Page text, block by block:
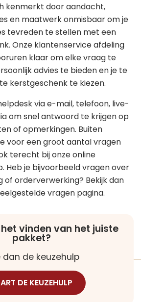
kenmerkt door aandacht,
en maatwerk onmisbaar om je
tevreden te stellen met een
Onze klantenservice afdeling
klaar om elke vraag te
advies te bieden en je te
kerstgeschenk te kiezen.
via e-mail, telefoon, live-
om snel antwoord te krijgen op
of opmerkingen. Buiten
voor een groot aantal vragen
terecht bij onze online
Heb je bijvoorbeeld vragen over
of orderverwerking? Bekijk dan
vragen pagina.
vinden van het juiste
pakket?
dan de keuzehulp
DE KEUZEHULP